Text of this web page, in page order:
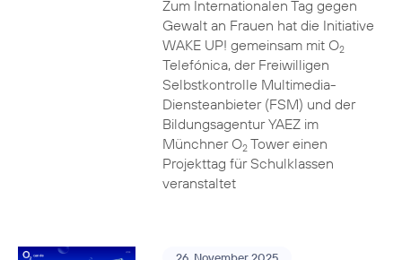
Zum Internationalen Tag gegen
Gewalt an Frauen hat die Initiative
WAKE UP! gemeinsam mit O2
Telefónica, der Freiwilligen
Selbstkontrolle Multimedia-
Diensteanbieter (FSM) und der
Bildungsagentur YAEZ im
Münchner O2Tower einen
Projekttag für Schulklassen
veranstaltet